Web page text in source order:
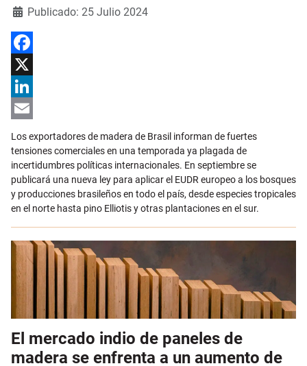
Detalles
Publicado: 25 Julio 2024
Facebook
X
LinkedIn
Los exportadores de madera de Brasil informan de fuertes
tensiones comerciales en una temporada ya plagada de
incertidumbres políticas internacionales. En septiembre se
publicará una nueva ley para aplicar el EUDR europeo a los bosques
y producciones brasileños en todo el país, desde especies tropicales
en el norte hasta pino Elliotis y otras plantaciones en el sur.
El mercado indio de paneles de
madera se enfrenta a un aumento de